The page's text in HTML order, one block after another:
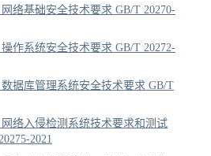
络基础安全技术要求 GB/T 20270-
作系统安全技术要求 GB/T 20272-
据库管理系统安全技术要求 GB/T
络入侵检测系统技术要求和测试
2021